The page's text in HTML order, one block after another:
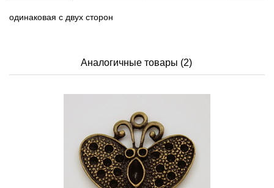
одинаковая с двух сторон
Аналогичные товары (2)